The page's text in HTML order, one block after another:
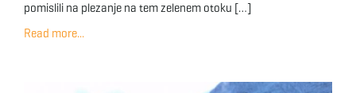
pomislili na plezanje na tem zelenem otoku […]
Read more...